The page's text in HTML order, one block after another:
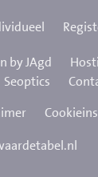
by JAgd
Seoptics